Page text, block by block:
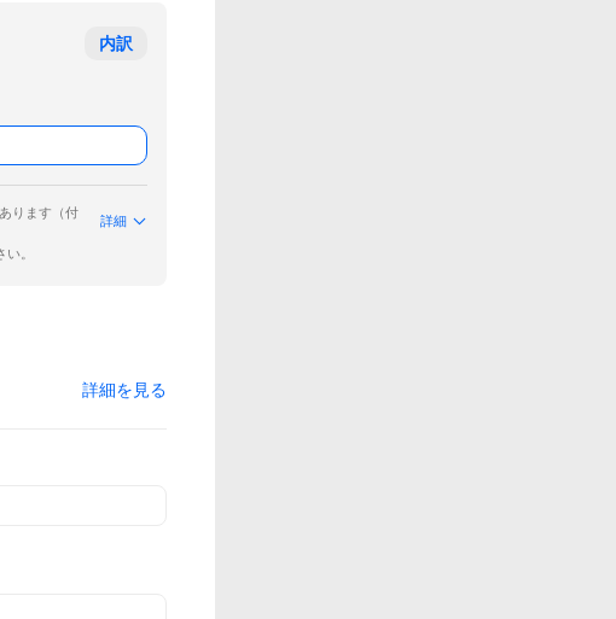
内訳
ります（付
詳細
。
詳細を見る